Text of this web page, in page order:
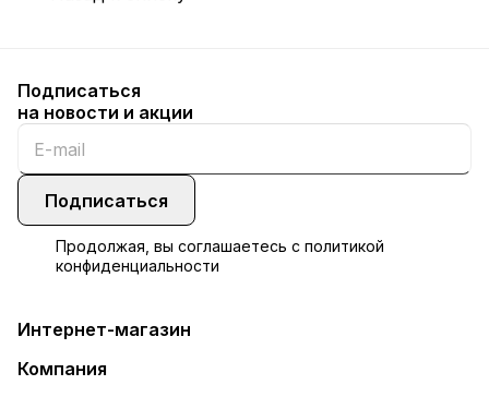
Подписаться
на новости и акции
Подписаться
Продолжая, вы соглашаетесь с политикой
конфиденциальности
Интернет-магазин
Компания